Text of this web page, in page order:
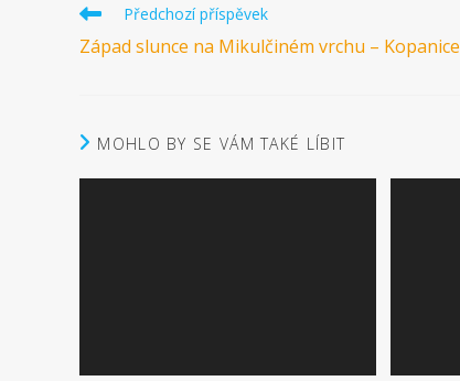
Číst
článků
Předchozí příspěvek
Západ slunce na Mikulčiném vrchu – Kopanice
MOHLO BY SE VÁM TAKÉ LÍBIT